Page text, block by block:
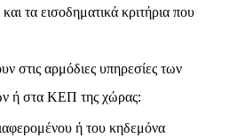
τα εισοδηματικά κριτήρια που
στις αρμόδιες υπηρεσίες των
ή στα ΚΕΠ της χώρας:
ή του κηδεμόνα